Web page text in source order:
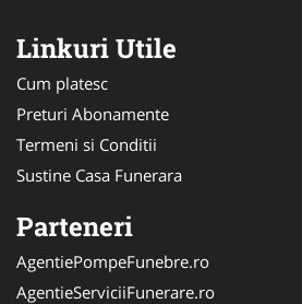
Linkuri Utile
Cum platesc
Preturi Abonamente
Termeni si Conditii
Sustine Casa Funerara
Parteneri
AgentiePompeFunebre.ro
AgentieServiciiFunerare.ro